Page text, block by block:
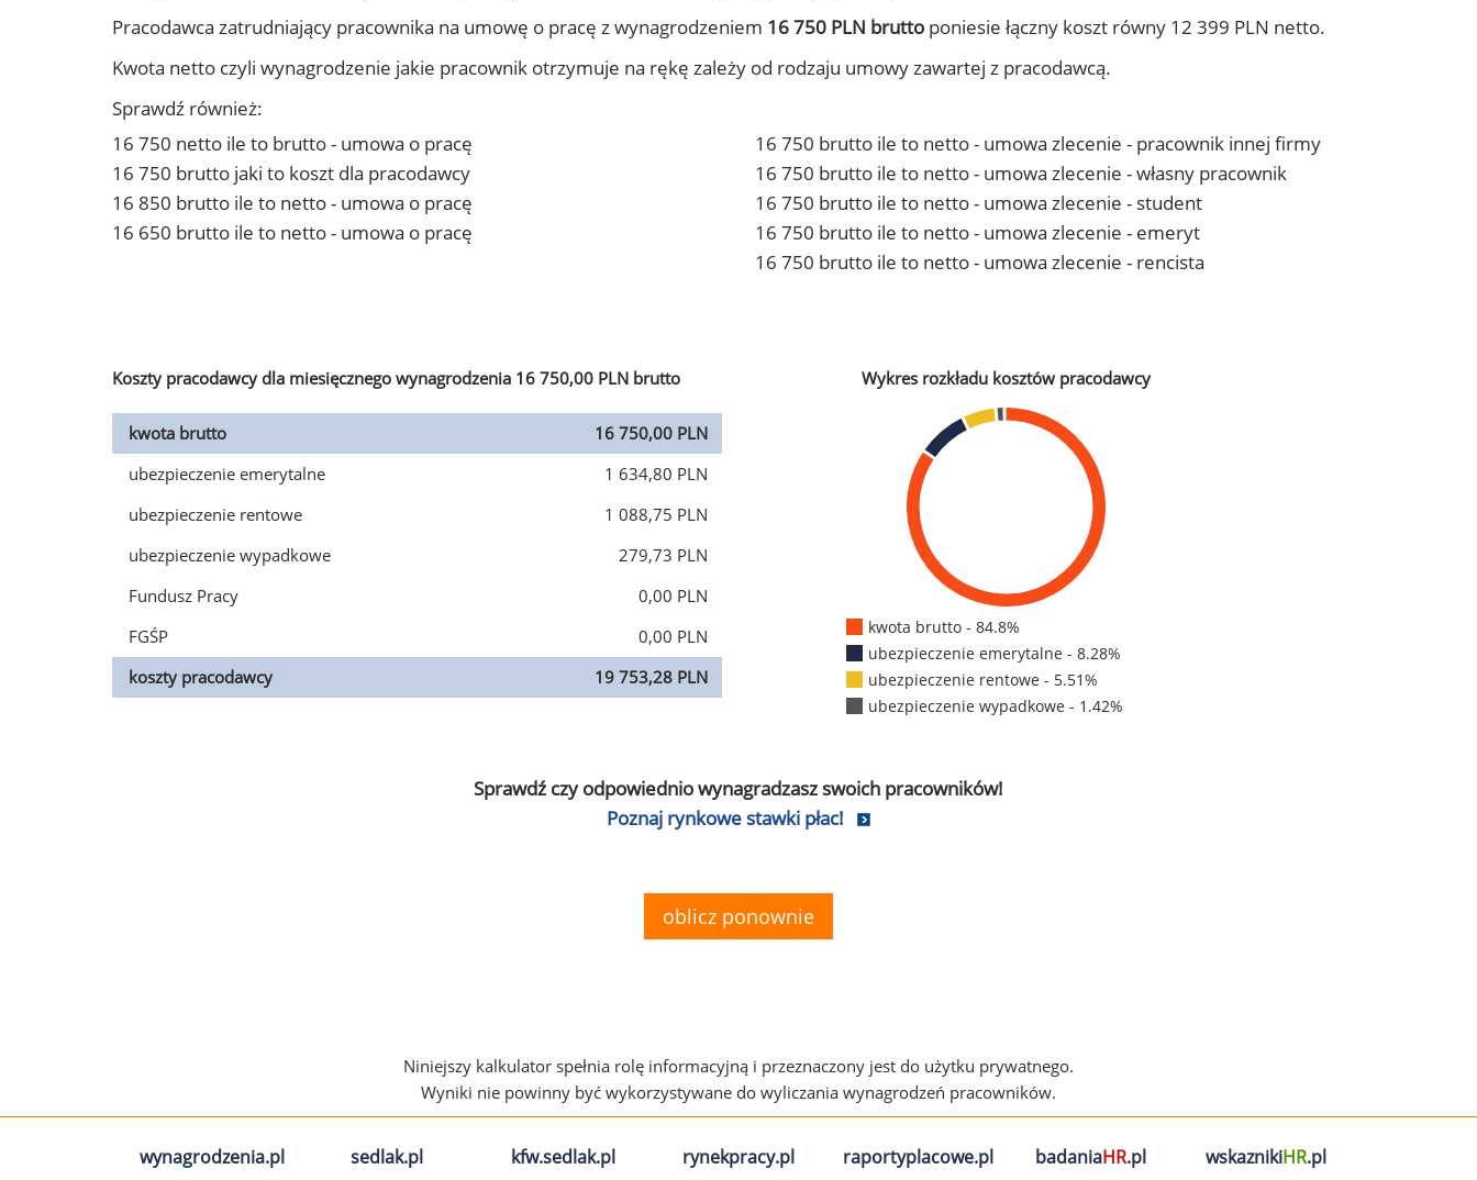
Pracodawca zatrudniający pracownika na umowę o pracę z wynagrodzeniem 16 750 PLN brutto poniesie łączny koszt równy 12 399 PLN netto.
Kwota netto czyli wynagrodzenie jakie pracownik otrzymuje na rękę zależy od rodzaju umowy zawartej z pracodawcą.
Sprawdź również:
16 750 netto ile to brutto - umowa o pracę
16 750 brutto jaki to koszt dla pracodawcy
16 850 brutto ile to netto - umowa o pracę
16 650 brutto ile to netto - umowa o pracę
16 750 brutto ile to netto - umowa zlecenie - pracownik innej firmy
16 750 brutto ile to netto - umowa zlecenie - własny pracownik
16 750 brutto ile to netto - umowa zlecenie - student
16 750 brutto ile to netto - umowa zlecenie - emeryt
16 750 brutto ile to netto - umowa zlecenie - rencista
Koszty pracodawcy dla miesięcznego wynagrodzenia 16 750,00 PLN brutto
kwota brutto
16 750,00 PLN
ubezpieczenie emerytalne
1 634,80 PLN
ubezpieczenie rentowe
1 088,75 PLN
ubezpieczenie wypadkowe
279,73 PLN
Fundusz Pracy
0,00 PLN
FGŚP
0,00 PLN
koszty pracodawcy
19 753,28 PLN
Wykres rozkładu kosztów pracodawcy
kwota brutto - 84.8%
ubezpieczenie emerytalne - 8.28%
ubezpieczenie rentowe - 5.51%
ubezpieczenie wypadkowe - 1.42%
Sprawdź czy odpowiednio wynagradzasz swoich pracowników!
Poznaj rynkowe stawki płac!
oblicz ponownie
Niniejszy kalkulator spełnia rolę informacyjną i przeznaczony jest do użytku prywatnego.
Wyniki nie powinny być wykorzystywane do wyliczania wynagrodzeń pracowników.
wynagrodzenia.pl sedlak.pl kfw.sedlak.pl rynekpracy.pl raportyplacowe.pl badaniaHR.pl wskaznikiHR.pl